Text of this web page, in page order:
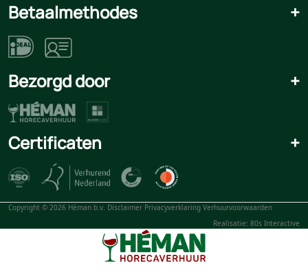
Betaalmethodes +
Bezorgd door +
Certificaten +
Copyright © 2026 Héman b.v. Disclaimer Privacyverklaring Verhuurvoorwaarden
Realisatie: 80s Interactive